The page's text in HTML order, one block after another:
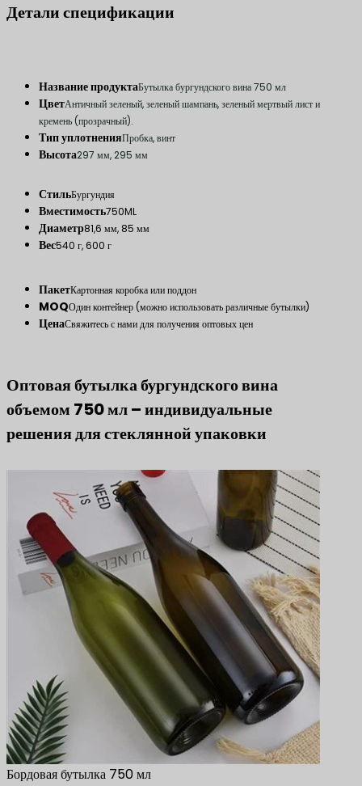
Детали спецификации
Название продуктаБутылка бургундского вина 750 мл
ЦветАнтичный зеленый, зеленый шампань, зеленый мертвый лист и
кремень (прозрачный).
Тип уплотненияПробка, винт
Высота297 мм, 295 мм
СтильБургундия
Вместимость750ML
Диаметр81,6 мм, 85 мм
Вес540 г, 600 г
ПакетКартонная коробка или поддон
MOQОдин контейнер (можно использовать различные бутылки)
ЦенаСвяжитесь с нами для получения оптовых цен
Оптовая бутылка бургундского вина
объемом 750 мл – индивидуальные
решения для стеклянной упаковки
Бордовая бутылка 750 мл